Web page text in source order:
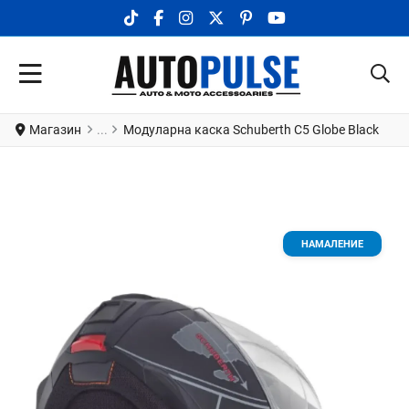
TIKTOK SOCIAL LINK
FACEBOOK SOCIAL LINK
INSTAGRAM SOCIAL LINK
X.COM SOCIAL LINK
PINTEREST SOCIAL LINK
YOUTUBE SOCIAL
Магазин Модуларна каска Schuberth C5 Globe Black
НАМАЛЕНИЕ